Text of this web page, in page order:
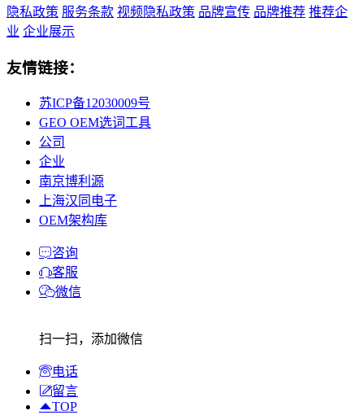
隐私政策 服务条款 视频隐私政策 品牌宣传 品牌推荐 推荐企
业 企业展示
友情链接：
苏ICP备12030009号
GEO OEM选词工具
公司
企业
南京博利源
上海汉同电子
OEM架构库
咨询
客服
微信
扫一扫，添加微信
电话
留言
TOP